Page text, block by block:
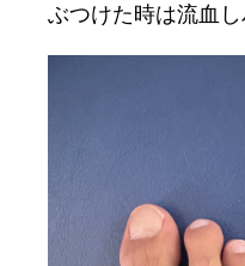
ぶつけた時は流血